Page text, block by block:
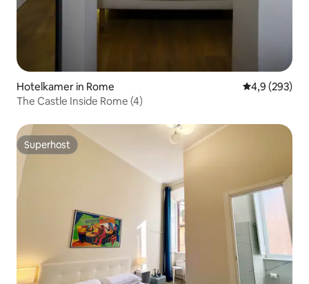
Hotelkamer in Rome Gemiddelde
4,9 (293)
The Castle Inside Rome (4)
Superhost
Superhost